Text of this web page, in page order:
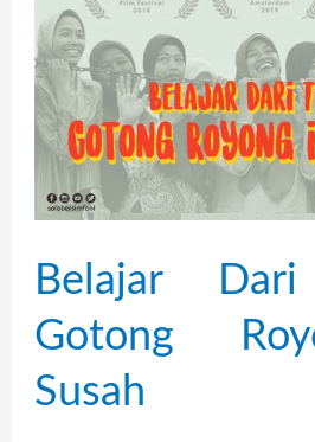
Belajar
Gotong
Susah
Dari
Tilik
Gotong
Royong
Itu
Susah